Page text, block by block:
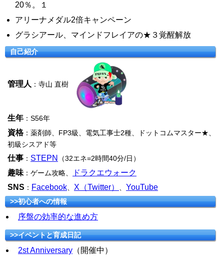
20％。１
アリーナメダル2倍キャンペーン
グラシアール、マインドフレイアの★３覚醒解放
自己紹介
管理人 ：寺山 直樹
生年 ：S56年
資格：薬剤師、FP3級、電気工事士2種、ドットコムマスター★、
初級シスアド等
仕事 ： STEPN （32エネ=2時間40分/日）
趣味 ：ゲーム攻略、
ドラクエウォーク
SNS ： Facebook X（Twitter） YouTube
>>初心者への情報
序盤の効率的な進め方
>>イベントと育成日記
2st Anniversary （開催中）